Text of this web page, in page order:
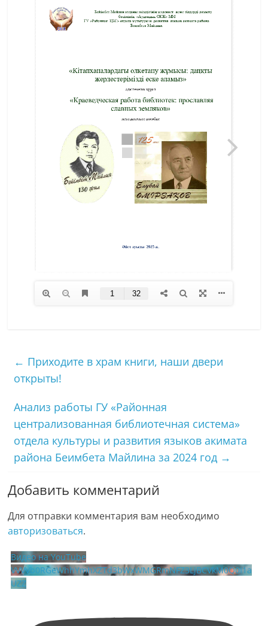
← Приходите в храм книги, наши двери
открыты!
Анализ работы ГУ «Районная
централизованная библиотечная система»
отдела культуры и развития языков акимата
района Беимбета Майлина за 2024 год →
Добавить комментарий
Для отправки комментария вам необходимо
авторизоваться.
Видео на YouTube
VVVVb0RGeWhhYmhXZTd3bWxWMGRmNFZ3LjBCVkM0Q0I1a
UZZ